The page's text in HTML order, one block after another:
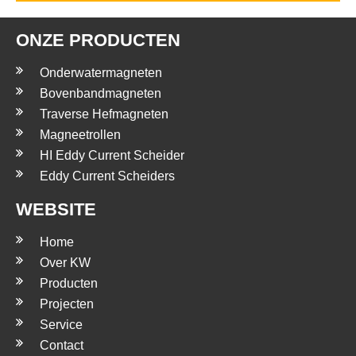
ONZE PRODUCTEN
Onderwatermagneten
Bovenbandmagneten
Traverse Hefmagneten
Magneetrollen
HI Eddy Current Scheider
Eddy Current Scheiders
WEBSITE
Home
Over KW
Producten
Projecten
Service
Contact